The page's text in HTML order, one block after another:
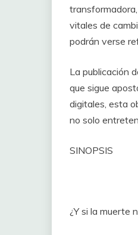
vitales de
podrán verse
La publicación
que sigue
digitales, esta
no solo
SINOPSIS
¿Y si la muerte